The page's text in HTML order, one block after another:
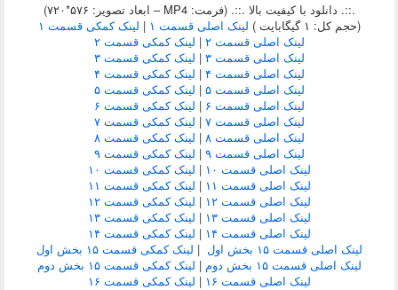
.::. دانلود با کیفیت بالا .::. (فرمت: MP4 – ابعاد تصویر: ۵۷۶*۷۲۰)
(حجم کل: ۱ گیگابایت )
لینک اصلی قسمت ۱ | لینک کمکی قسمت ۱
لینک اصلی قسمت ۲ | لینک کمکی قسمت ۲
لینک اصلی قسمت ۳ | لینک کمکی قسمت ۳
لینک اصلی قسمت ۴ | لینک کمکی قسمت ۴
لینک اصلی قسمت ۵ | لینک کمکی قسمت ۵
لینک اصلی قسمت ۶
| لینک کمکی قسمت ۶
لینک اصلی قسمت ۷ | لینک کمکی قسمت ۷
لینک اصلی قسمت ۸ | لینک کمکی قسمت ۸
لینک اصلی قسمت ۹ | لینک کمکی قسمت ۹
لینک اصلی قسمت ۱۰
| لینک کمکی قسمت ۱۰
لینک اصلی قسمت ۱۱
| لینک کمکی قسمت ۱۱
لینک اصلی قسمت ۱۲
| لینک کمکی قسمت ۱۲
لینک اصلی قسمت ۱۳
| لینک کمکی قسمت ۱۳
لینک اصلی قسمت ۱۴
| لینک کمکی قسمت ۱۴
لینک اصلی قسمت ۱۵ بخش اول
| لینک کمکی قسمت ۱۵ بخش اول
لینک اصلی قسمت ۱۵ بخش دوم
| لینک کمکی قسمت ۱۵ بخش دوم
لینک اصلی قسمت ۱۶
| لینک کمکی قسمت ۱۶